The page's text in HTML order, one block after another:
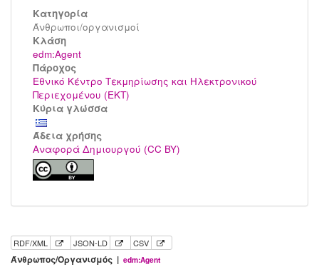
Κατηγορία
Άνθρωποι/οργανισμοί
Kλάση
edm:Agent
Πάροχος
Εθνικό Κέντρο Τεκμηρίωσης και Ηλεκτρονικού
Περιεχομένου (ΕΚΤ)
Κύρια γλώσσα
Άδεια χρήσης
Αναφορά Δημιουργού (CC BY)
RDF/XML JSON-LD CSV
Άνθρωπος/Οργανισμός | edm:Agent